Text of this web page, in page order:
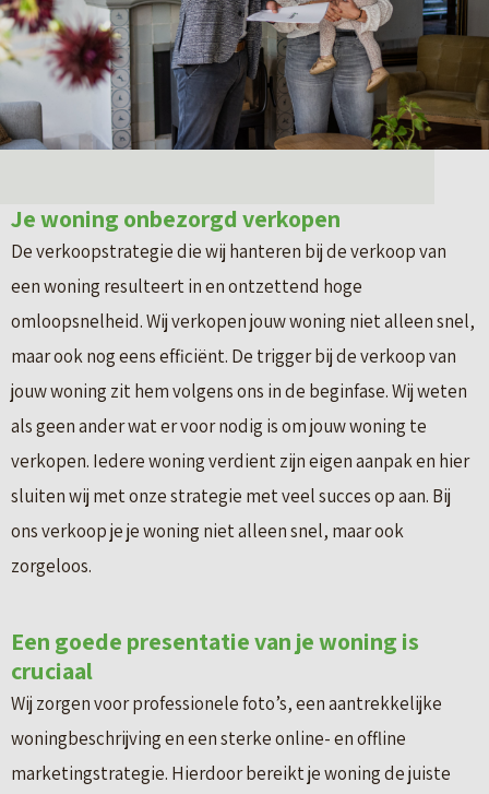
Je woning onbezorgd verkopen
De verkoopstrategie die wij hanteren bij de verkoop van
een woning resulteert in en ontzettend hoge
omloopsnelheid. Wij verkopen jouw woning niet alleen snel,
maar ook nog eens efficiënt. De trigger bij de verkoop van
jouw woning zit hem volgens ons in de beginfase. Wij weten
als geen ander wat er voor nodig is om jouw woning te
verkopen. Iedere woning verdient zijn eigen aanpak en hier
sluiten wij met onze strategie met veel succes op aan. Bij
ons verkoop je je woning niet alleen snel, maar ook
zorgeloos.
Een goede presentatie van je woning is
cruciaal
Wij zorgen voor professionele foto’s, een aantrekkelijke
woningbeschrijving en een sterke online- en offline
marketingstrategie. Hierdoor bereikt je woning de juiste